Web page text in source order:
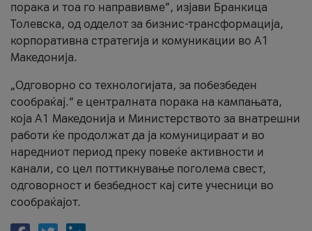
порака и тоа го направивме”, изјави Бранкица
Толевска, од одделот за бизнис-трансформација,
корпоративна стратегија и комуникации во А1
Македонија.
„Одговорно со технологијата, за побезбеден
сообраќај.“ е централната порака на кампањата,
која A1 Македонија и Министерството за внатрешни
работи ќе продолжат да ја комуницираат и во
наредниот период преку повеќе активности и
канали, со цел поттикнување поголема свест,
одговорност и безбедност кај сите учесници во
сообраќајот.